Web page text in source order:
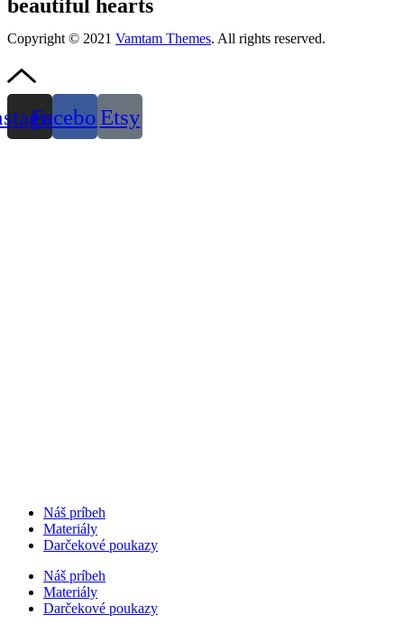
beautiful hearts
Copyright © 2021 Vamtam Themes. All rights reserved.
FacebookEtsy
Náš príbeh
Materiály
Darčekové poukazy
Náš príbeh
Materiály
Darčekové poukazy